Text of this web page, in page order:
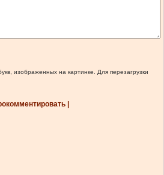
изображенных на картинке. Для перезагрузки
|